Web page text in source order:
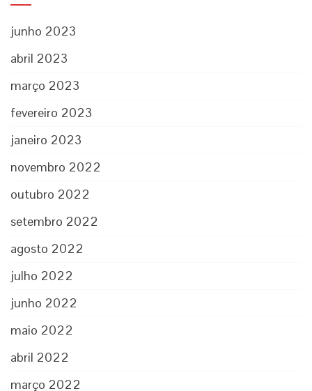
junho 2023
abril 2023
março 2023
fevereiro 2023
janeiro 2023
novembro 2022
outubro 2022
setembro 2022
agosto 2022
julho 2022
junho 2022
maio 2022
abril 2022
março 2022